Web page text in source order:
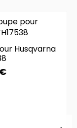
Husqvarna